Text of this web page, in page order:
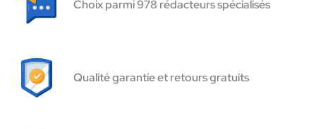
Choix parmi 978 rédacteurs spécialisés
Qualité garantie et retours gratuits